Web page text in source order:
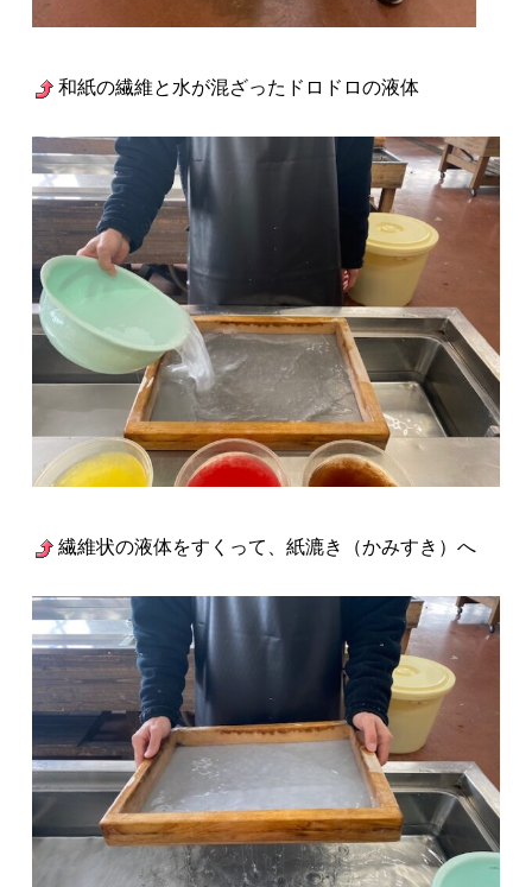
和紙の繊維と水が混ざったドロドロの液体
繊維状の液体をすくって、紙漉き（かみすき）へ